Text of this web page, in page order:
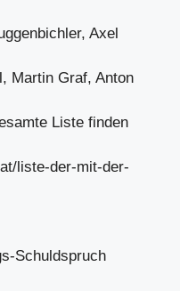
Axel
Martin Graf, Anton
Liste finden
liste-der-mit-der-
Schuldspruch